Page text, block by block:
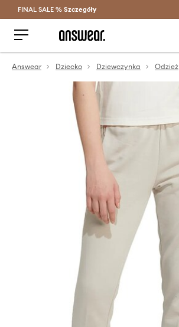
Oszczędzaj z Answear Club >
FINAL SALE % Szczegóły
Answear Dziecko Dziewczynka Odzież